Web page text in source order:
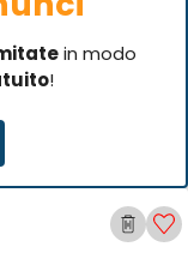
in modo
!